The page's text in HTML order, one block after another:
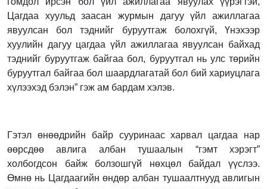
Цагдаа хуульд заасан журмын дагуу үйл ажиллагаа
явуулсан бол тэднийг буруутгаж болохгүй, Үнэхээр
хуулийн дагуу цагдаа үйл ажиллагаа явуулсан байхад
тэднийг буруутгаж байгаа бол, буруутгал нь улс төрийн
буруутгал байгаа бол шаардлагатай бол бий хариуцлага
хүлээхэд бэлэн” гэж ам бардам хэлэв.
Гэтэл өнөөдрийн байр сууринаас харвал цагдаа нар
өөрсдөө авлига албан тушаалын “гэмт хэрэгт”
холбогдсон байж болзошгүй нөхцөл байдал үүслээ.
Өмнө нь Цагдаагийн өндөр албан тушаалтнууд авлигын